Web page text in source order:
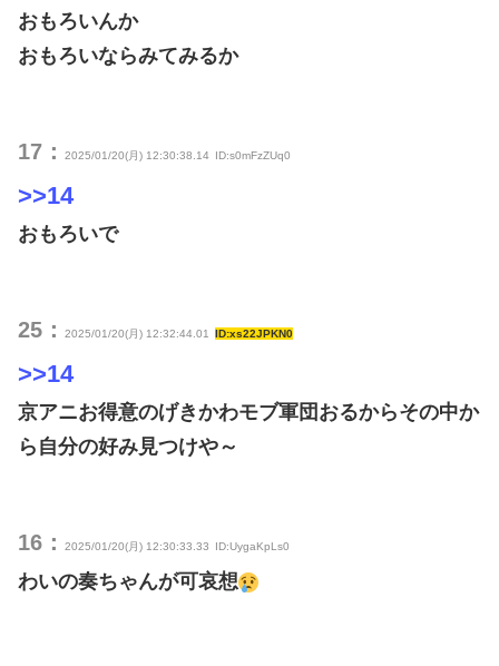
おもろいんか
おもろいならみてみるか
17： 2025/01/20(月) 12:30:38.14 ID:s0mFzZUq0
>>14
おもろいで
25： 2025/01/20(月) 12:32:44.01 ID:xs22JPKN0
>>14
京アニお得意のげきかわモブ軍団おるからその中か
ら自分の好み見つけや～
16： 2025/01/20(月) 12:30:33.33 ID:UygaKpLs0
わいの奏ちゃんが可哀想